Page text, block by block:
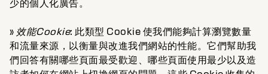
少的個人化廣告。
» 效能Cookie: 此類型 Cookie 使我們能夠計算瀏覽數量
和流量來源，以衡量與改進我們網站的性能。它們幫助我
們回答有關哪些頁面最受歡迎、哪些頁面使用最少以及造